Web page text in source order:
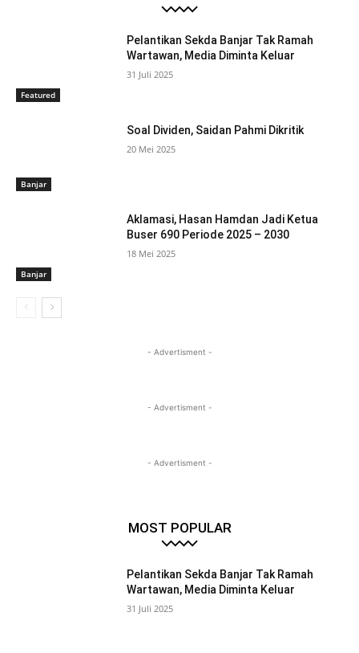
Featured
Pelantikan Sekda Banjar Tak Ramah
Wartawan, Media Diminta Keluar
31 Juli 2025
Banjar
Soal Dividen, Saidan Pahmi Dikritik
20 Mei 2025
Banjar
Aklamasi, Hasan Hamdan Jadi Ketua
Buser 690 Periode 2025 – 2030
18 Mei 2025
- Advertisment -
- Advertisment -
- Advertisment -
MOST POPULAR
Pelantikan Sekda Banjar Tak Ramah
Wartawan, Media Diminta Keluar
31 Juli 2025